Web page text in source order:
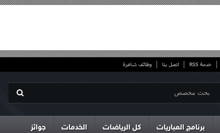
خدمة RSS اتصل بنا وظائف شاغرة
برنامج المباريات كل الرياضات الخدمات جوائز